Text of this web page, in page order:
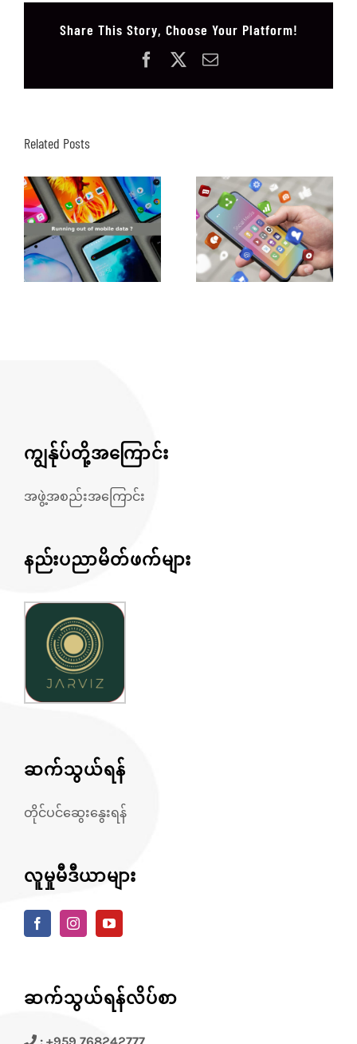
Share This Story, Choose Your Platform!
FacebookEmail
Related Posts
ကျွန်ုပ်တို့အကြောင်း
အဖွဲ့အစည်းအကြောင်း
နည်းပညာမိတ်ဖက်များ
ဆက်သွယ်ရန်
တိုင်ပင်ဆွေးနွေးရန်
လူမှုမီဒီယာများ
ဆက်သွယ်ရန်လိပ်စာ